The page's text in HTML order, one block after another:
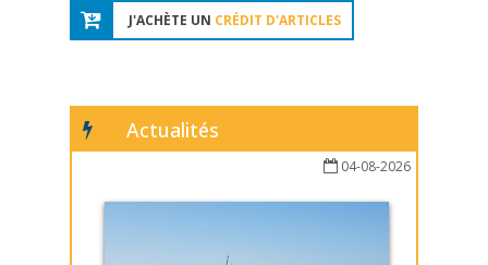
J'ACHÈTE UN CRÉDIT D'ARTICLES
Actualités
04-08-2026